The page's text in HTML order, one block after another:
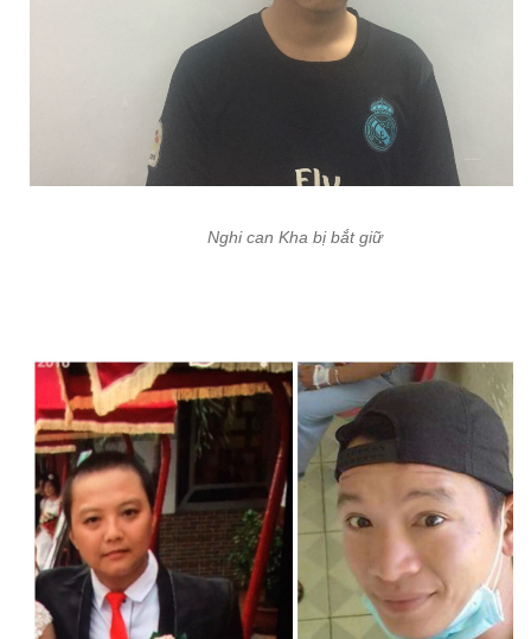
Nghi can Kha bị bắt giữ